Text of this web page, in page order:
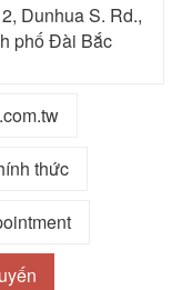
Dunhua S. Rd.,
phố Đài Bắc
thức